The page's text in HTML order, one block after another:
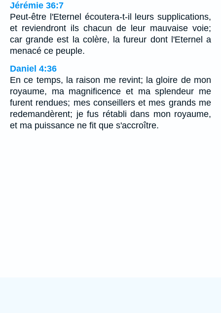
Jérémie 36:7
Peut-être l'Eternel écoutera-t-il leurs supplications,
et reviendront ils chacun de leur mauvaise voie;
car grande est la colère, la fureur dont l'Eternel a
menacé ce peuple.
Daniel 4:36
En ce temps, la raison me revint; la gloire de mon
royaume, ma magnificence et ma splendeur me
furent rendues; mes conseillers et mes grands me
redemandèrent; je fus rétabli dans mon royaume,
et ma puissance ne fit que s'accroître.